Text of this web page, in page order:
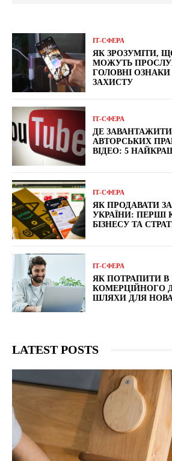
ІТ-СФЕРА
ЯК ЗРОЗУМІТИ,
МОЖУТЬ
ГОЛОВНІ
ЗАХИСТУ
ІТ-СФЕРА
ДЕ
АВТОРСЬКИХ
ВІДЕО: 5
ІТ-СФЕРА
ЯК ПРОДАВАТИ
УКРАЇНИ: ПЕРШІ
БІЗНЕСУ ТА
ІТ-СФЕРА
ЯК ПОТРАПИТИ В
КОМЕРЦІЙНОГО
ШЛЯХИ ДЛЯ
LATEST POSTS